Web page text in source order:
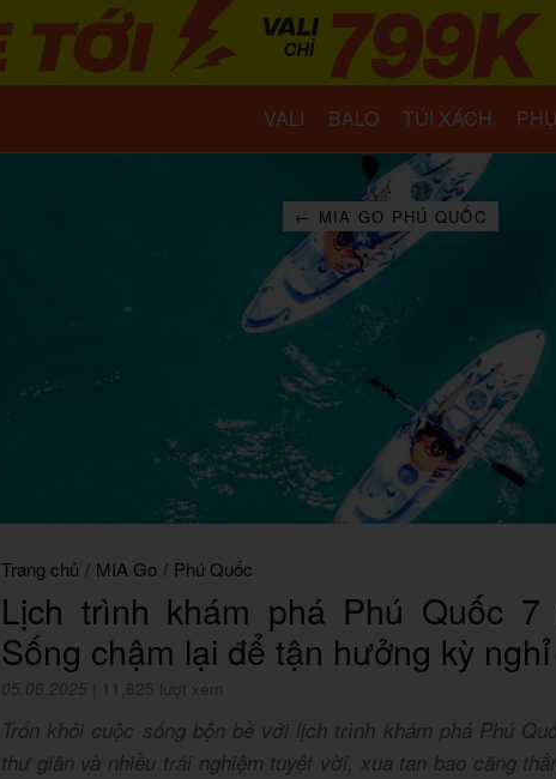
VALI BALO TÚI XÁCH
← MIA GO PHÚ QUỐC
Trang chủ / MIA Go / Phú Quốc
Lịch trình khám phá Phú Quốc
Sống chậm lại để tận hưởng kỳ
05.06.2025 11,625 lượt xem
Trốn khỏi cuộc sống bộn bề với lịch trình khám phá Phú
thư giãn và nhiều trải nghiệm tuyệt vời, xua tan bao căng